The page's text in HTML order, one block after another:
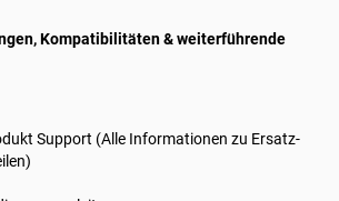
Kompatibilitäten & weiterführende
Support (Alle Informationen zu Ersatz-